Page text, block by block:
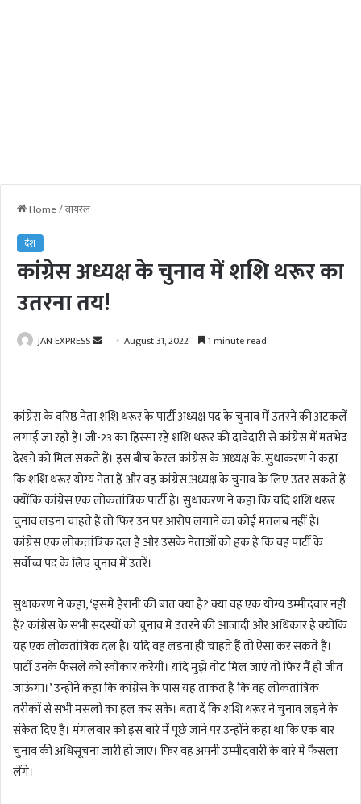
Home/वायरल
देश
कांग्रेस अध्यक्ष के चुनाव में शशि थरूर का
उतरना तय!
JAN EXPRESS
a
n
e
m
a
i
l
August 31, 2022 1 minute read
कांग्रेस के वरिष्ठ नेता शशि थरूर के पार्टी अध्यक्ष पद के चुनाव में उतरने की अटकलें
लगाई जा रही हैं। जी-23 का हिस्सा रहे शशि थरूर की दावेदारी से कांग्रेस में मतभेद
देखने को मिल सकते हैं। इस बीच केरल कांग्रेस के अध्यक्ष के. सुधाकरण ने कहा
कि शशि थरूर योग्य नेता हैं और वह कांग्रेस अध्यक्ष के चुनाव के लिए उतर सकते हैं
क्योंकि कांग्रेस एक लोकतांत्रिक पार्टी है। सुधाकरण ने कहा कि यदि शशि थरूर
चुनाव लड़ना चाहते हैं तो फिर उन पर आरोप लगाने का कोई मतलब नहीं है।
कांग्रेस एक लोकतांत्रिक दल है और उसके नेताओं को हक है कि वह पार्टी के
सर्वोच्च पद के लिए चुनाव में उतरें।
सुधाकरण ने कहा, ‘इसमें हैरानी की बात क्या है? क्या वह एक योग्य उम्मीदवार नहीं
हैं? कांग्रेस के सभी सदस्यों को चुनाव में उतरने की आजादी और अधिकार है क्योंकि
यह एक लोकतांत्रिक दल है। यदि वह लड़ना ही चाहते हैं तो ऐसा कर सकते हैं।
पार्टी उनके फैसले को स्वीकार करेगी। यदि मुझे वोट मिल जाएं तो फिर मैं ही जीत
जाऊंगा।’ उन्होंने कहा कि कांग्रेस के पास यह ताकत है कि वह लोकतांत्रिक
तरीकों से सभी मसलों का हल कर सके। बता दें कि शशि थरूर ने चुनाव लड़ने के
संकेत दिए हैं। मंगलवार को इस बारे में पूछे जाने पर उन्होंने कहा था कि एक बार
चुनाव की अधिसूचना जारी हो जाए। फिर वह अपनी उम्मीदवारी के बारे में फैसला
लेंगे।